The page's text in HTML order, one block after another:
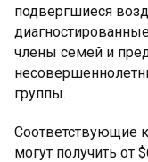
подвергшиеся
члены семей и
группы.
Соответствующие
могут получить от